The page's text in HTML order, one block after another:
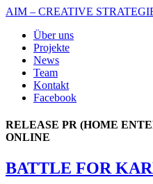
AIM – CREATIVE
Über uns
Projekte
News
Team
Kontakt
Facebook
RELEASE PR (HOME
ONLINE
BATTLE FOR